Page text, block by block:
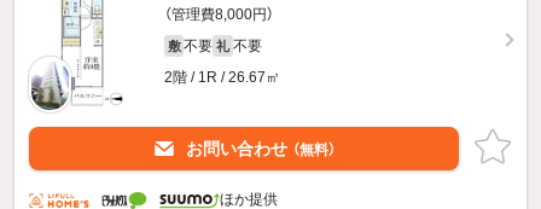
（管理費8,000円）
敷 不要 礼 不要
2階 / 1R / 26.67㎡
お問い合わせ （無料）
ほか提供